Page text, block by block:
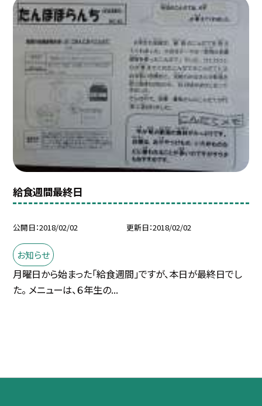
給食週間最終日
公開日 2018/02/02 更新日 2018/02/02
お知らせ
月曜日から始まった「給食週間」ですが、本日が最終日でし
た。 メニューは、６年生の...